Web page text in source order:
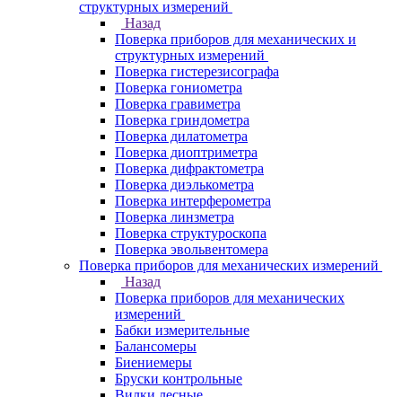
структурных измерений
Назад
Поверка приборов для механических и
структурных измерений
Поверка гистерезисографа
Поверка гониометра
Поверка гравиметра
Поверка гриндометра
Поверка дилатометра
Поверка диоптриметра
Поверка дифрактометра
Поверка диэлькометра
Поверка интерферометра
Поверка линзметра
Поверка структуроскопа
Поверка эвольвентомера
Поверка приборов для механических измерений
Назад
Поверка приборов для механических
измерений
Бабки измерительные
Балансомеры
Биениемеры
Бруски контрольные